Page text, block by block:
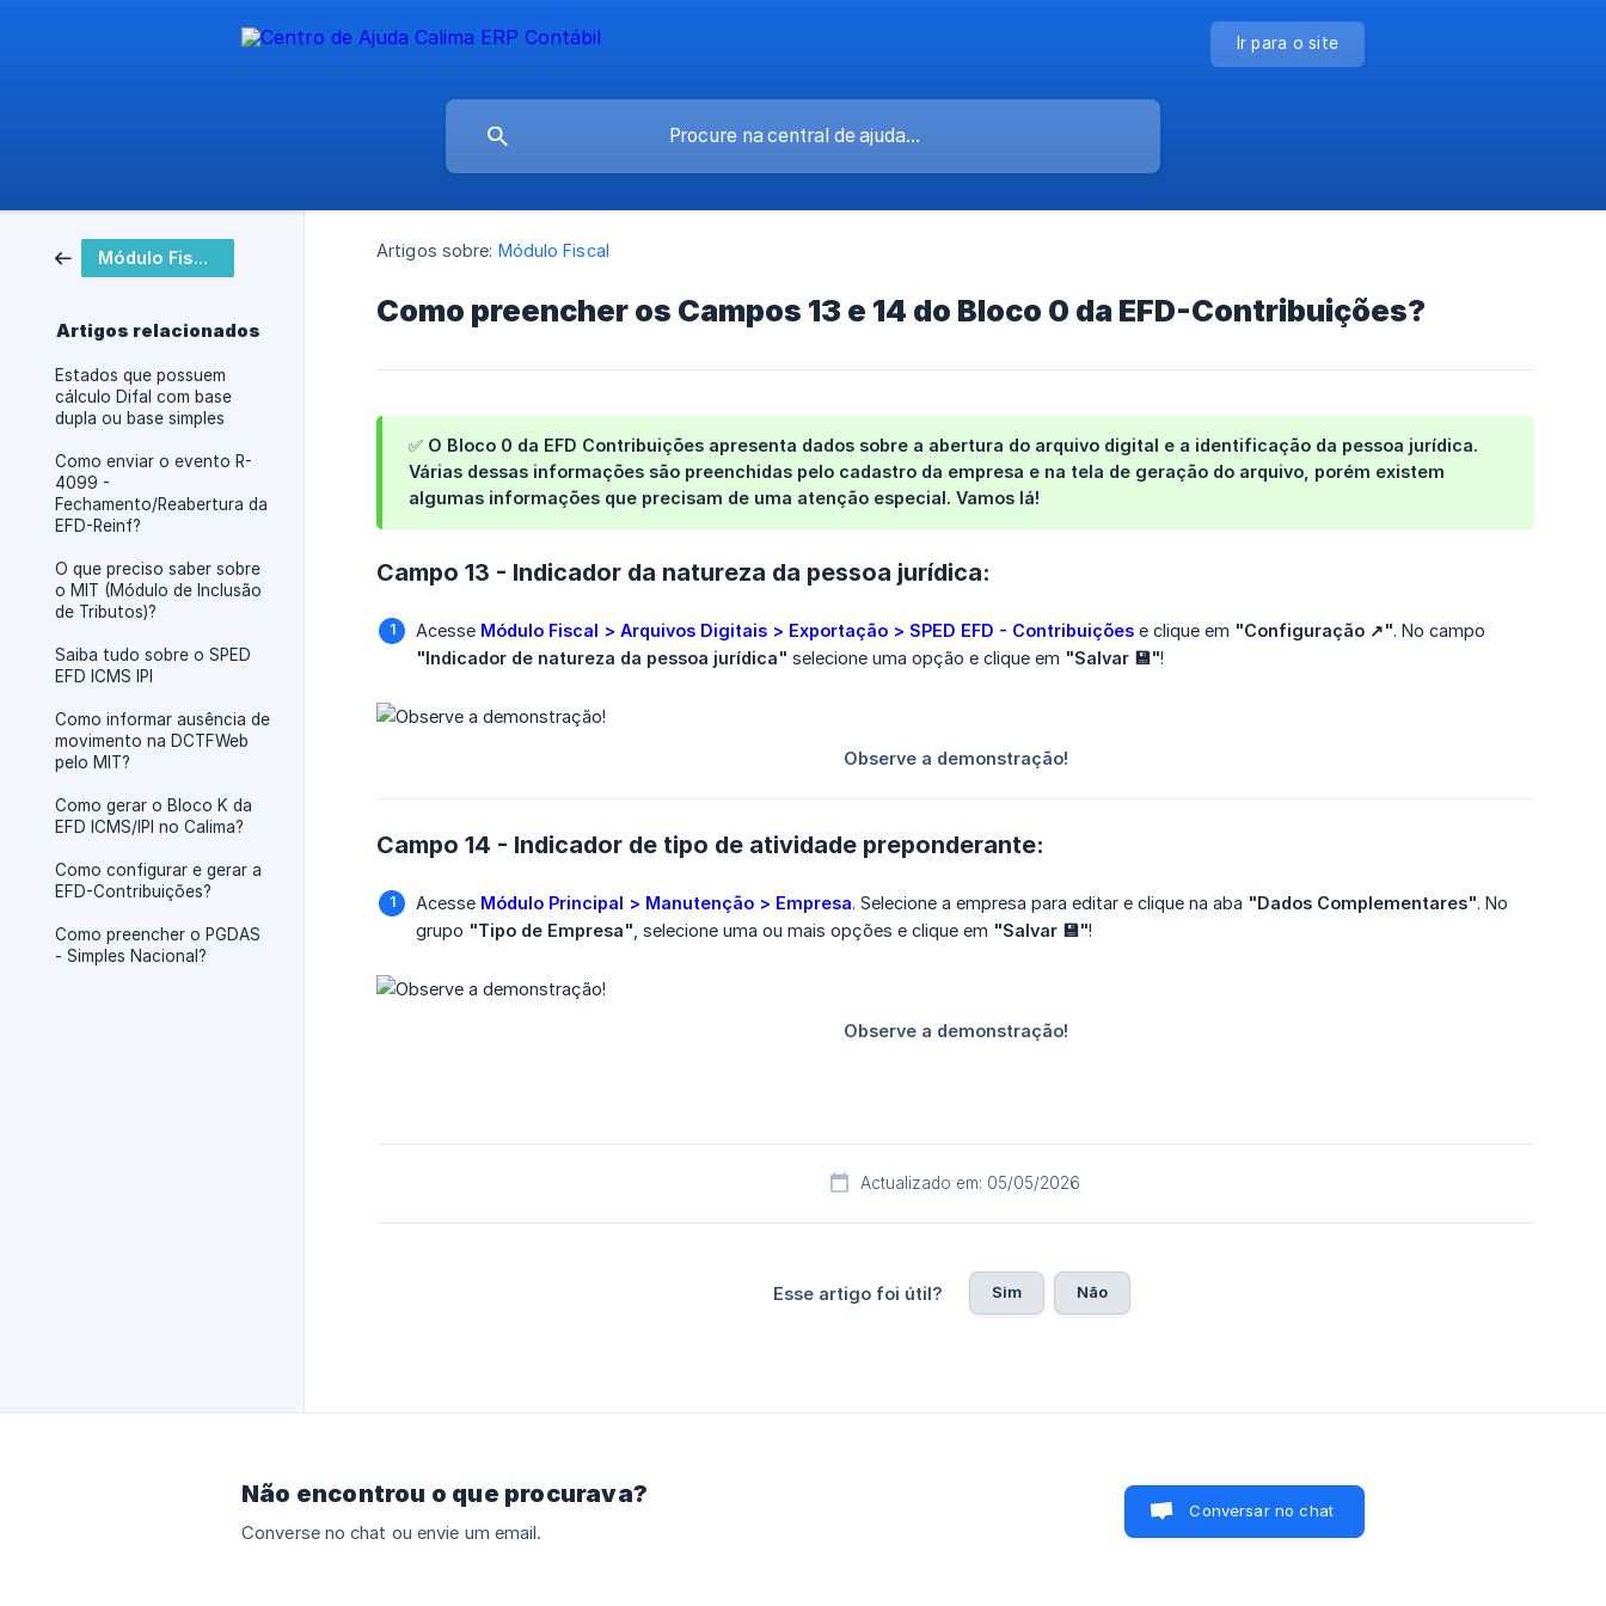
Ir para o site
Módulo Fiscal
Artigos relacionados
Estados que possuem
cálculo Difal com base
dupla ou base simples
Como enviar o evento R-
4099 -
Fechamento/Reabertura da
EFD-Reinf?
O que preciso saber sobre
o MIT (Módulo de Inclusão
de Tributos)?
Saiba tudo sobre o SPED
EFD ICMS IPI
Como informar ausência de
movimento na DCTFWeb
pelo MIT?
Como gerar o Bloco K da
EFD ICMS/IPI no Calima?
Como configurar e gerar a
EFD-Contribuições?
Como preencher o PGDAS
- Simples Nacional?
Artigos sobre: Módulo Fiscal
Como preencher os Campos 13 e 14 do Bloco 0 da EFD-Contribuições?
✅ O Bloco 0 da EFD Contribuições apresenta dados sobre a abertura do arquivo digital e a identificação da pessoa jurídica.
Várias dessas informações são preenchidas pelo cadastro da empresa e na tela de geração do arquivo, porém existem
algumas informações que precisam de uma atenção especial. Vamos lá!
Campo 13 - Indicador da natureza da pessoa jurídica:
Acesse Módulo Fiscal > Arquivos Digitais > Exportação > SPED EFD - Contribuições e clique em "Configuração ↗️". No campo
"Indicador de natureza da pessoa jurídica" selecione uma opção e clique em "Salvar 💾"!
Campo 14 - Indicador de tipo de atividade preponderante:
Acesse Módulo Principal > Manutenção > Empresa. Selecione a empresa para editar e clique na aba "Dados Complementares". No
grupo "Tipo de Empresa" , selecione uma ou mais opções e clique em "Salvar 💾"!
Actualizado em: 05/05/2026
Esse artigo foi útil? Sim Não
Não encontrou o que procurava?
Converse no chat ou envie um email.
Conversar no chat